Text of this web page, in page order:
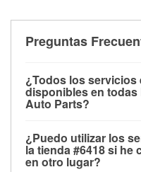
Preguntas
¿Todos los servicios
disponibles en
Auto Parts?
las pruebas de
motor de arranque,
¿Puedo utilizar los
la tienda #6418 si he
en otro lugar?